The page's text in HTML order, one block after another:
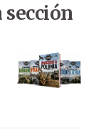
sección